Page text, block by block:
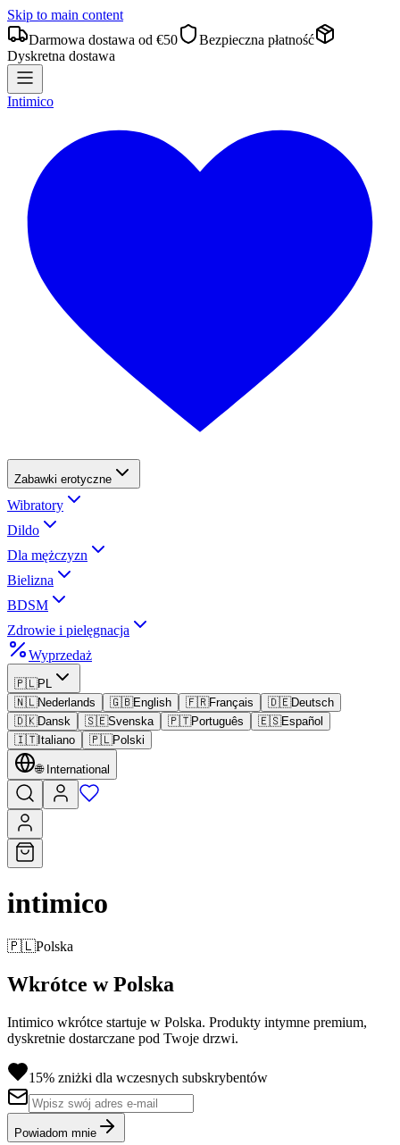
Skip to main content
Darmowa dostawa od €50
Bezpieczna płatność
Dyskretna dostawa
Intimico
Zabawki erotyczne
Wibratory
Dildo
Dla mężczyzn
Bielizna
BDSM
Zdrowie i pielęgnacja
Wyprzedaż
🇵🇱PL
🇳🇱Nederlands 🇬🇧English 🇫🇷Français 🇩🇪Deutsch
🇩🇰Dansk 🇸🇪Svenska 🇵🇹Português 🇪🇸Español
🇮🇹Italiano 🇵🇱Polski
🌐 International
intimico
🇵🇱Polska
Wkrótce w Polska
Intimico wkrótce startuje w Polska. Produkty intymne premium,
dyskretnie dostarczane pod Twoje drzwi.
15% zniżki dla wczesnych subskrybentów
Powiadom mnie